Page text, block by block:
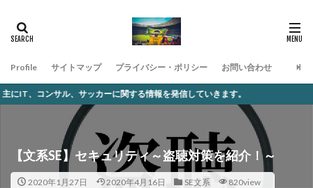
Profile サイトマップ プライバシー・ポリシー お問い合わせ
ッカーに関する情報を発信していきます。
【文系SE】セキュリティ～盗聴対策を紹介！～
2020年1月27日 2020年4月16日 SE文系 820view